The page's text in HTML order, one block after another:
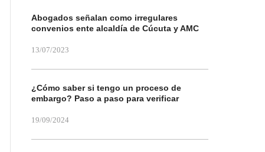
Abogados señalan como irregulares
convenios ente alcaldía de Cúcuta y AMC
13/07/2023
¿Cómo saber si tengo un proceso de
embargo? Paso a paso para verificar
19/09/2024